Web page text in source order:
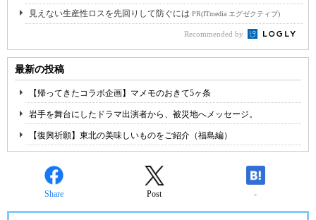
見えない生産性ロスを先回りして防ぐには PR(ITmedia エグゼクティブ)
Recommended by
最新の投稿
【帰ってきたコラボ企画】マメモのおきて5ヶ条
岩手を舞台にしたドラマ出演者から、被災地へメッセージ。
【復興祈願】東北の美味しいものをご紹介（福島編）
Share Post -